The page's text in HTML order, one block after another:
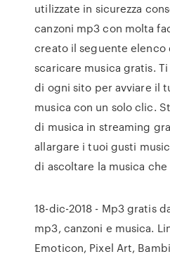
utilizzate in sicurezza
canzoni mp3 con molta
creato il seguente
scaricare musica gratis.
di ogni sito per avviare il
musica con un solo clic.
di musica in streaming
allargare i tuoi gusti
di ascoltare la musica
18-dic-2018 - Mp3 gratis
mp3, canzoni e musica.
Emoticon, Pixel Art,